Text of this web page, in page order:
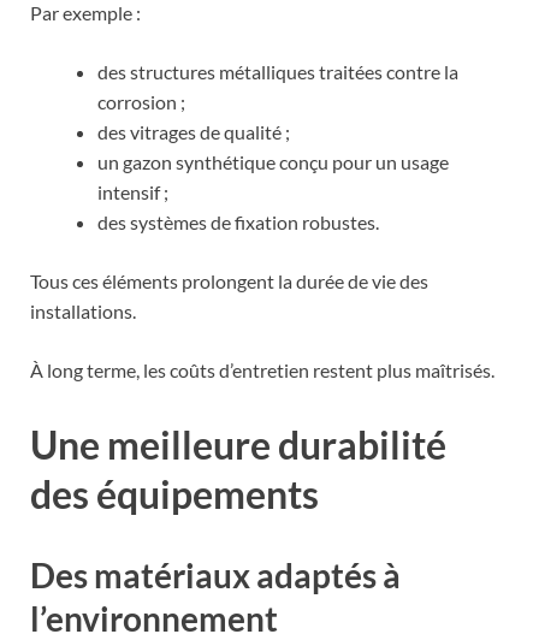
Par exemple :
des structures métalliques traitées contre la
corrosion ;
des vitrages de qualité ;
un gazon synthétique conçu pour un usage
intensif ;
des systèmes de fixation robustes.
Tous ces éléments prolongent la durée de vie des
installations.
À long terme, les coûts d’entretien restent plus maîtrisés.
Une meilleure durabilité
des équipements
Des matériaux adaptés à
l’environnement